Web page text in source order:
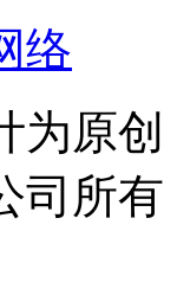
络
为原
司所